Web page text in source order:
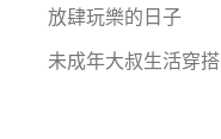
放肆玩樂的日子
未成年大叔生活穿搭